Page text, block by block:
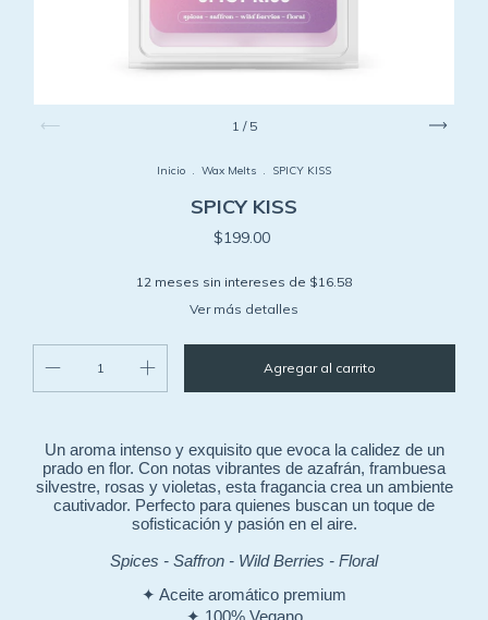
1 / 5
Inicio . Wax Melts . SPICY KISS
SPICY KISS
$199.00
12 meses sin intereses de $16.58
Ver más detalles
Un aroma intenso y exquisito que evoca la calidez de un
prado en flor. Con notas vibrantes de azafrán, frambuesa
silvestre, rosas y violetas, esta fragancia crea un ambiente
cautivador. Perfecto para quienes buscan un toque de
sofisticación y pasión en el aire.
Spices - Saffron - Wild Berries - Floral
✦ Aceite aromático premium